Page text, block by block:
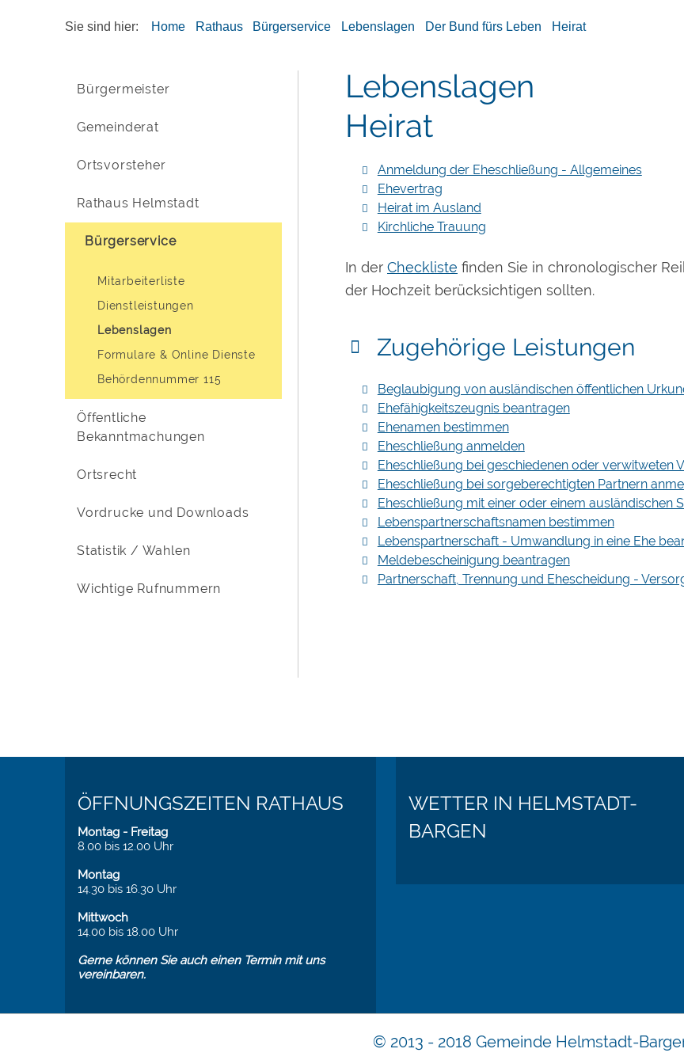
Sie sind hier: Home Rathaus Bürgerservice Lebenslagen Der Bund fürs Leben Heirat
Bürgermeister
Gemeinderat
Ortsvorsteher
Rathaus Helmstadt
Bürgerservice
Mitarbeiterliste
Dienstleistungen
Lebenslagen
Formulare & Online Dienste
Behördennummer 115
Öffentliche
Bekanntmachungen
Ortsrecht
Vordrucke und Downloads
Statistik / Wahlen
Wichtige Rufnummern
Lebenslagen
Heirat
Anmeldung der Eheschließung - Allgemeines
Ehevertrag
Heirat im Ausland
Kirchliche Trauung
In der Checkliste finden Sie in chronologischer
der Hochzeit berücksichtigen sollten.
Zugehörige Leistungen
Beglaubigung von ausländischen öffentlichen
Ehefähigkeitszeugnis beantragen
Ehenamen bestimmen
Eheschließung anmelden
Eheschließung bei geschiedenen oder verwitweten
Eheschließung bei sorgeberechtigten Partnern
Eheschließung mit einer oder einem ausländischen
Lebenspartnerschaftsnamen bestimmen
Lebenspartnerschaft - Umwandlung in eine Ehe
Meldebescheinigung beantragen
Partnerschaft, Trennung und Ehescheidung -
ÖFFNUNGSZEITEN RATHAUS
Montag - Freitag
8.00 bis 12.00 Uhr
Montag
14.30 bis 16.30 Uhr
Mittwoch
14.00 bis 18.00 Uhr
Gerne können Sie auch einen Termin mit uns
vereinbaren.
WETTER IN HELMSTADT-
BARGEN
© 2013 - 2018 Gemeinde Helmstadt-